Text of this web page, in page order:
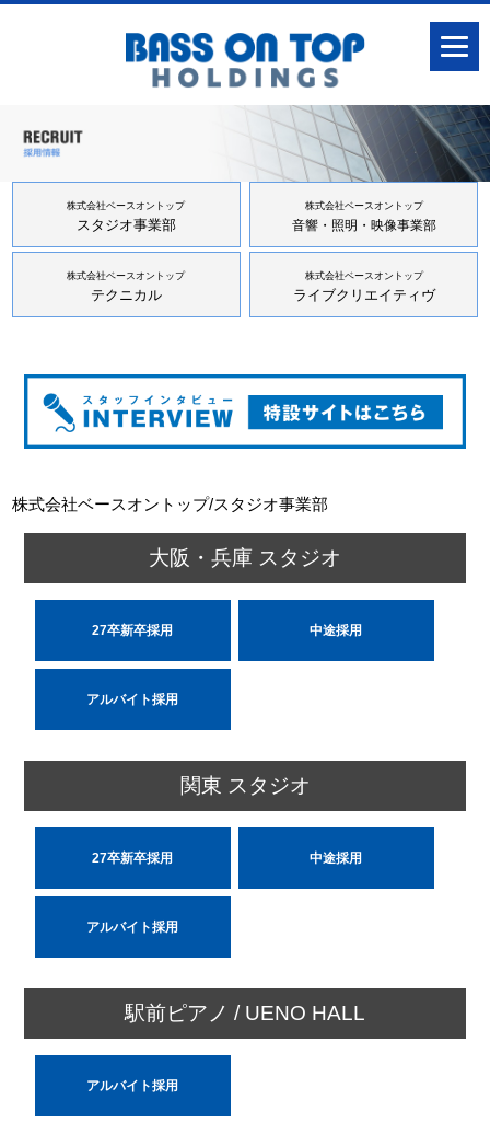
株式会社ベースオントップ
スタジオ事業部
株式会社ベースオントップ
音響・照明・映像事業部
株式会社ベースオントップ
テクニカル
株式会社ベースオントップ
ライブクリエイティヴ
株式会社ベースオントップ/スタジオ事業部
大阪・兵庫 スタジオ
27卒新卒採用 中途採用
アルバイト採用
関東 スタジオ
27卒新卒採用 中途採用
アルバイト採用
駅前ピアノ / UENO HALL
アルバイト採用